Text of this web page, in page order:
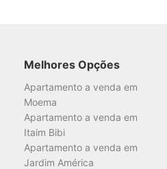
Melhores Opções
Apartamento a venda em
Moema
Apartamento a venda em
Itaim Bibi
Apartamento a venda em
Jardim América